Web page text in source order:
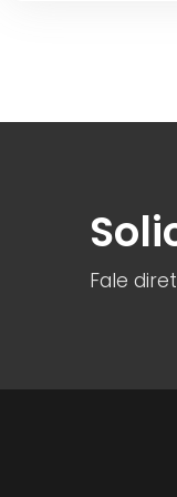
Fale